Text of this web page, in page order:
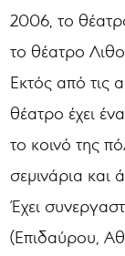
2006, το
το θέατρο
Εκτός από τις
θέατρο έχει
το κοινό της
σεμινάρια και
Έχει
(Επιδαύρου,